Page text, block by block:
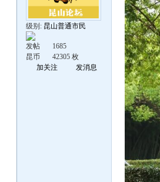
级别: 昆山普通市民
发帖
1685
昆币
42305 枚
加关注
发消息